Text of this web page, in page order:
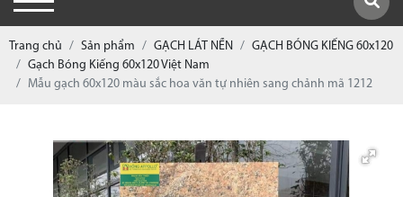
Trang chủ Sản phẩm GẠCH LÁT NỀN
GẠCH BÓNG KIẾNG 60x120
Gạch Bóng Kiếng 60x120 Việt Nam
Mẫu gạch 60x120 màu sắc hoa văn tự nhiên sang chảnh mã 1212